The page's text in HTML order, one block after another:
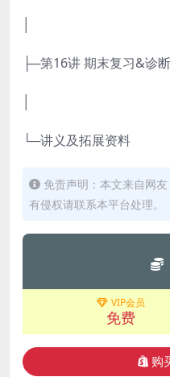
├─第16讲 期末复习&诊断
└─讲义及拓展资料
免责声明：本文来自网
有侵权请联系本平台处理。
VIP会员
免费
购